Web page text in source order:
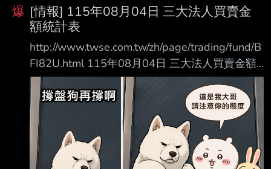
爆 [情報] 115年08月04日 三大法人買賣金
額統計表
http://www.twse.com.tw/zh/page/trading/fund/B
FI82U.html 115年08月04日 三大法人買賣金額
統計表 單位名稱 買進金額(億元) 賣出金額(億元)
買賣差額(億元) 自營商(自行買賣) 99.19 185.94
自營商(避險) 315.28 422.83 投 信 445.52
192.82 +252.70 外資及陸資 4360.51 4417.83
外資自營商 0 0 0
===================================